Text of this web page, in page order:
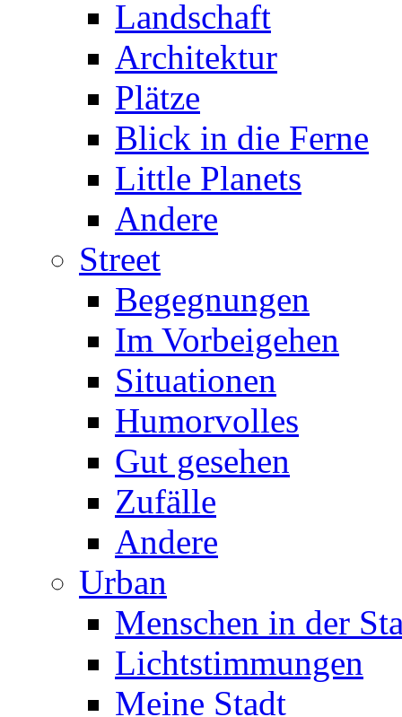
Landschaft
Architektur
Plätze
Blick in die Ferne
Little Planets
Andere
Street
Begegnungen
Im Vorbeigehen
Situationen
Humorvolles
Gut gesehen
Zufälle
Andere
Urban
Menschen in der
Lichtstimmungen
Meine Stadt